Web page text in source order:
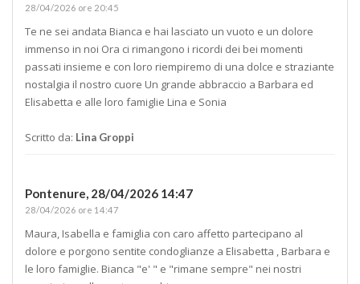
28/04/2026 ore 20:45
Te ne sei andata Bianca e hai lasciato un vuoto e un dolore
immenso in noi Ora ci rimangono i ricordi dei bei momenti
passati insieme e con loro riempiremo di una dolce e straziante
nostalgia il nostro cuore Un grande abbraccio a Barbara ed
Elisabetta e alle loro famiglie Lina e Sonia
Scritto da: Lina Groppi
Pontenure, 28/04/2026 14:47
28/04/2026 ore 14:47
Maura, Isabella e famiglia con caro affetto partecipano al
dolore e porgono sentite condoglianze a Elisabetta , Barbara e
le loro famiglie. Bianca "e' " e "rimane sempre" nei nostri